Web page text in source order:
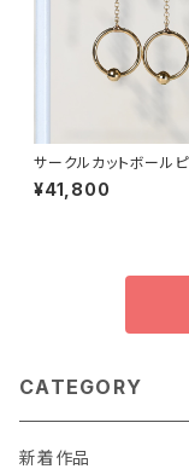
サークルカットボール
8YG（GH3206）
¥41,800
CATEGORY
新着作品